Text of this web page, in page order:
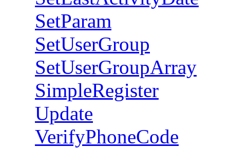
SetParam
SetUserGroup
SetUserGroupArray
SimpleRegister
Update
VerifyPhoneCode